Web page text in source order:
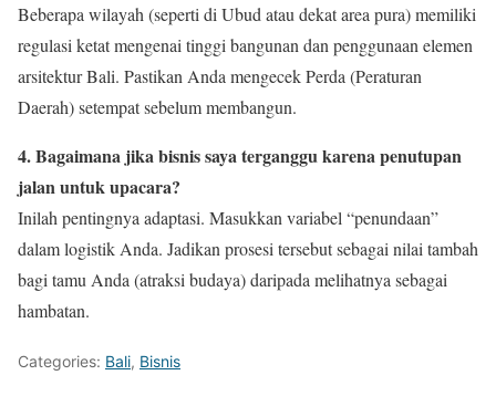
Beberapa wilayah (seperti di Ubud atau dekat area pura) memiliki
regulasi ketat mengenai tinggi bangunan dan penggunaan elemen
arsitektur Bali. Pastikan Anda mengecek Perda (Peraturan
Daerah) setempat sebelum membangun.
4. Bagaimana jika bisnis saya terganggu karena penutupan
jalan untuk upacara?
Inilah pentingnya adaptasi. Masukkan variabel “penundaan”
dalam logistik Anda. Jadikan prosesi tersebut sebagai nilai tambah
bagi tamu Anda (atraksi budaya) daripada melihatnya sebagai
hambatan.
Categories: Bali, Bisnis